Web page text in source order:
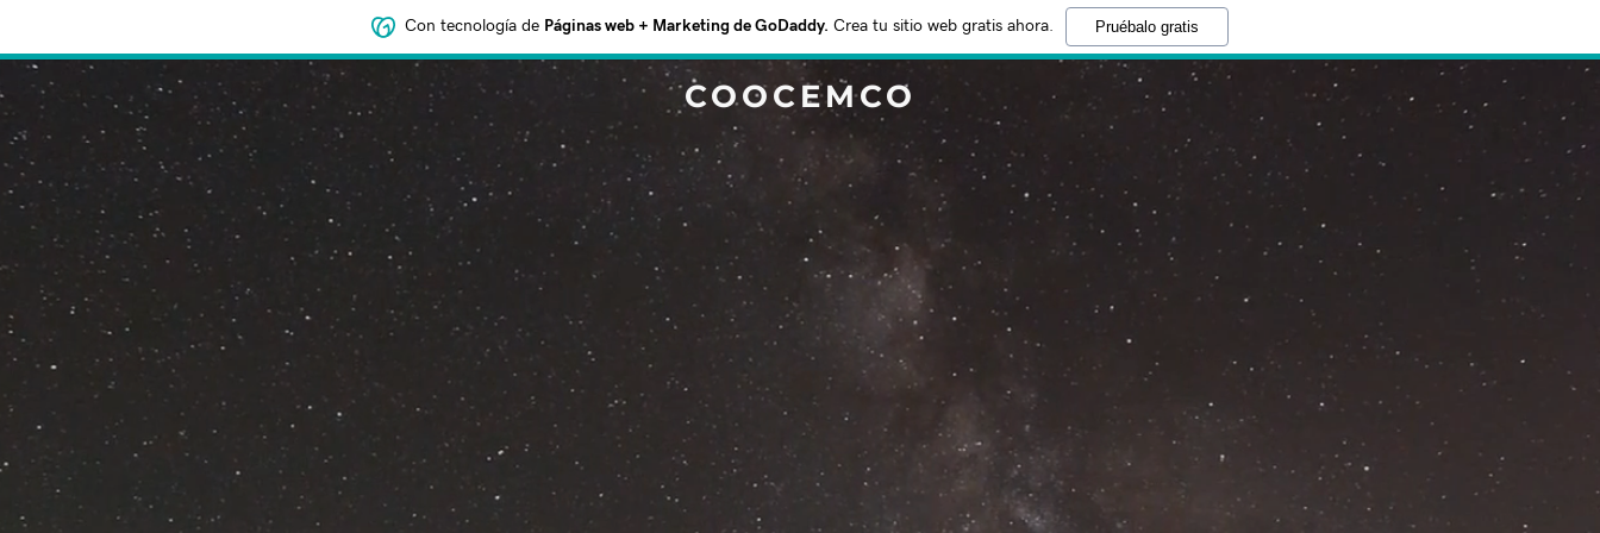
Con tecnología de Páginas web + Marketing de GoDaddy. Crea tu sitio web gratis ahora. Pruébalo gratis
COOCEMCO